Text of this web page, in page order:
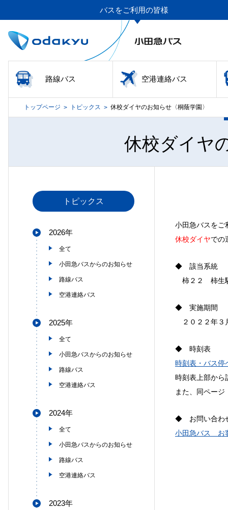
バスをご利用の皆様
路線バス 空港連絡バス
トップページ > トピックス > 休校ダイヤのお知らせ〈桐蔭学園〉
休校ダイヤ
小田急バスをご
休校ダイヤでの
◆ 該当系統
柿２２ 柿生
◆ 実施期間
２０２２年３
◆ 時刻表
時刻表・バス停
時刻表上部から
また、同ペー
◆ お問い合わ
小田急バス お
トピックス
2026年
全て
小田急バスからのお知らせ
路線バス
空港連絡バス
2025年
全て
小田急バスからのお知らせ
路線バス
空港連絡バス
2024年
全て
小田急バスからのお知らせ
路線バス
空港連絡バス
2023年